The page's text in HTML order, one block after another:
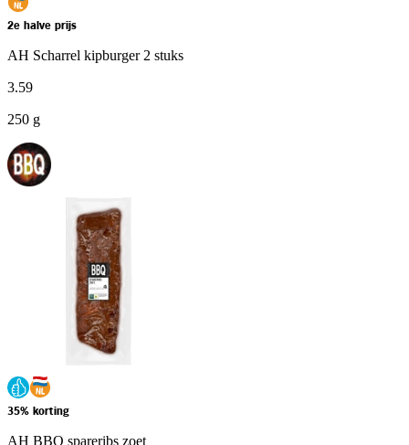
2e halve prijs
AH Scharrel kipburger 2 stuks
3.59
250 g
35% korting
AH BBQ spareribs zoet